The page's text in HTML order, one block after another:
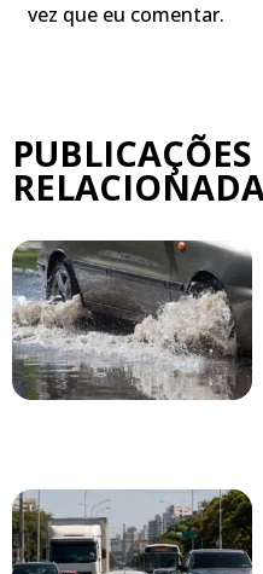
vez que eu comentar.
PUBLICAÇÕES